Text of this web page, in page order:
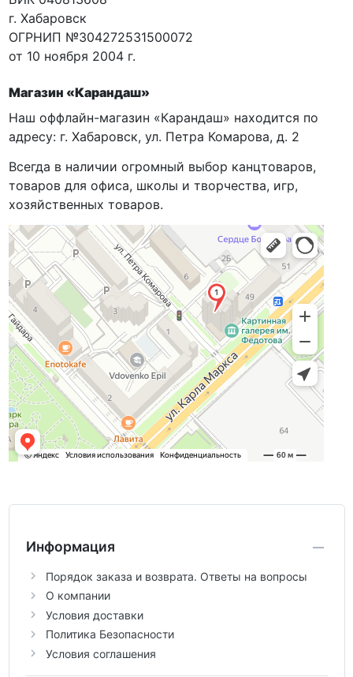
г. Хабаровск
ОГРНИП №304272531500072
от 10 ноября 2004 г.
Магазин «Карандаш»
Наш оффлайн-магазин «Карандаш» находится по
адресу: г. Хабаровск, ул. Петра Комарова, д. 2
Всегда в наличии огромный выбор канцтоваров,
товаров для офиса, школы и творчества, игр,
хозяйственных товаров.
Информация
Порядок заказа и возврата. Ответы на вопросы
О компании
Условия доставки
Политика Безопасности
Условия соглашения